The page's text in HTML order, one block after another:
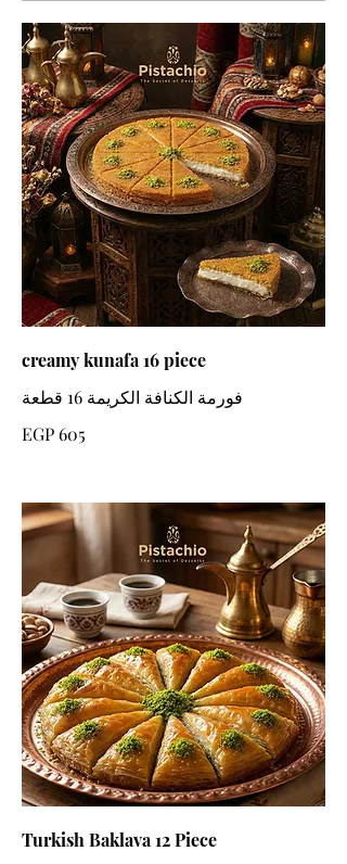
creamy kunafa 16 piece
فورمة الكنافة الكريمة 16 قطعة
EGP 605
Turkish Baklava 12 Piece